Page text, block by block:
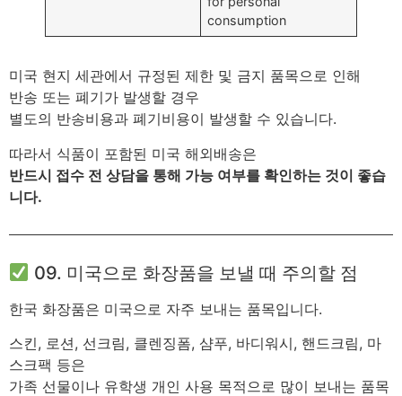
consumption
미국 현지 세관에서 규정된 제한 및 금지 품목으로 인해
반송 또는 폐기가 발생할 경우
별도의 반송비용과 폐기비용이 발생할 수 있습니다.
따라서 식품이 포함된 미국 해외배송은
반드시 접수 전 상담을 통해 가능 여부를 확인하는 것이 좋습
니다.
09. 미국으로 화장품을 보낼 때 주의할 점
한국 화장품은 미국으로 자주 보내는 품목입니다.
스킨, 로션, 선크림, 클렌징폼, 샴푸, 바디워시, 핸드크림, 마
스크팩 등은
가족 선물이나 유학생 개인 사용 목적으로 많이 보내는 품목